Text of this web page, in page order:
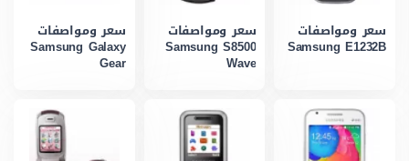
سعر ومواصفات
Samsung E1232B
سعر ومواصفات
Samsung S8500
Wave
سعر ومواصفات
Samsung Galaxy
Gear